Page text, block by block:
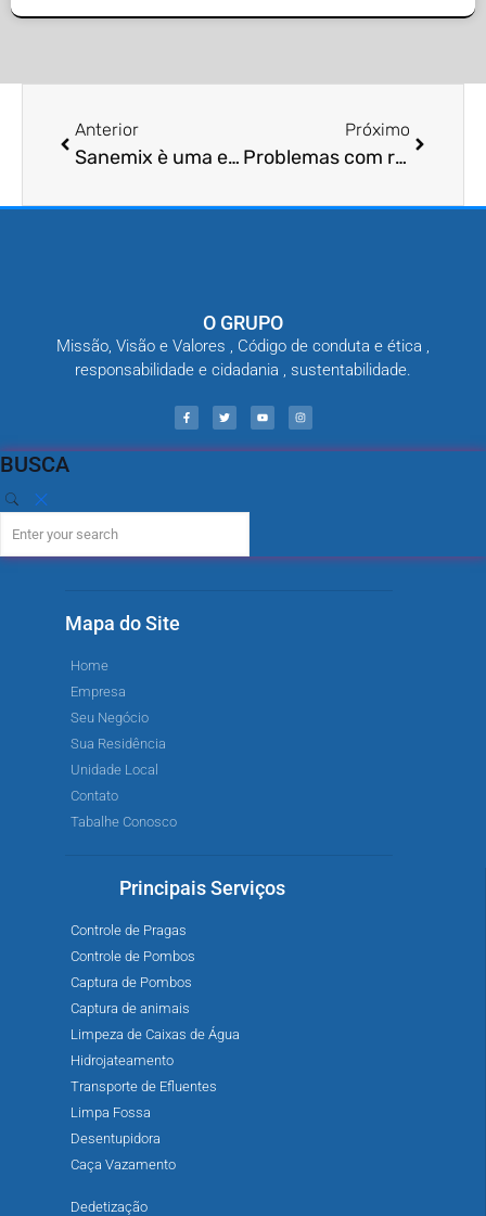
Anterior
Sanemix è uma empresa?
Próximo
Problemas com ratos?
O GRUPO
Missão, Visão e Valores , Código de conduta e ética ,
responsabilidade e cidadania , sustentabilidade.
BUSCA
Mapa do Site
Home
Empresa
Seu Negócio
Sua Residência
Unidade Local
Contato
Tabalhe Conosco
Principais Serviços
Controle de Pragas
Controle de Pombos
Captura de Pombos
Captura de animais
Limpeza de Caixas de Água
Hidrojateamento
Transporte de Efluentes
Limpa Fossa
Desentupidora
Caça Vazamento
Dedetização